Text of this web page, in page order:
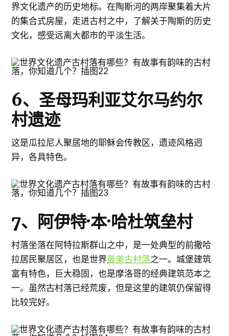
界文化遗产的历史地标。在陶斯河的两岸聚集着大片
的集合式房屋，走进古村之中，了解关于陶斯的历史
文化，感受远离大都市的平淡生活。
6、圣母玛利亚艾尔马约尔
村遗迹
这是瓜拉尼人聚居地的耶稣会传教区，遗迹风格迥
异，各具特色。
7、阿伊特·本·哈杜筑垒村
村落坐落在阿特拉斯群山之中，是一处典型的前撒哈
拉居民聚居区，也是世界最美古村落之一。城堡建筑
富有特色，巨大稳固，也是摩洛哥的经典建筑范本之
一。虽然古村落已经荒废，但是这里的建筑仍保留得
比较完好。